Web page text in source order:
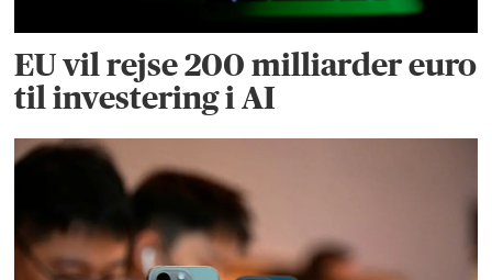
EU vil rejse 200 milliarder euro
til investering i AI